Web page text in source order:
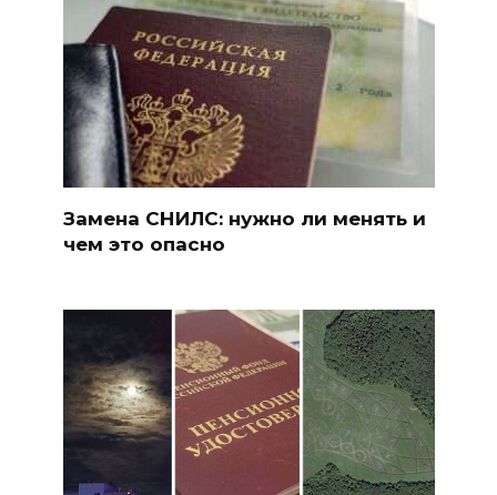
Замена СНИЛС: нужно ли менять и
чем это опасно